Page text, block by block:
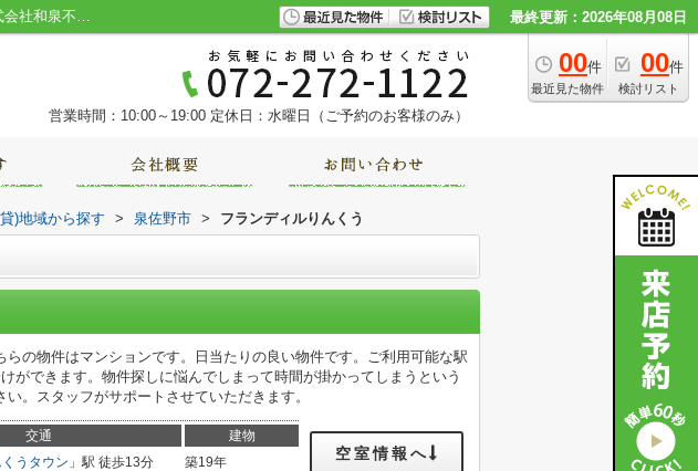
フランディルりんくう／堺市の一人暮らし・ファミリー向け賃貸／パキラホームズ 株式会社和泉不動産 最終更新：2026年08月08日
00件
最近見た物件
00件
検討リスト
営業時間：10:00～19:00 定休日：水曜日（ご予約のお客様のみ）
)地域から探す > 泉佐野市 > フランディルりんくう
の物件はマンションです。日当たりの良い物件です。ご利用可能な駅
ができます。物件探しに悩んでしまって時間が掛かってしまうという
。スタッフがサポートさせていただきます。
交通 建物
くうタウン 」駅 徒歩13分
築19年
空室情報へ